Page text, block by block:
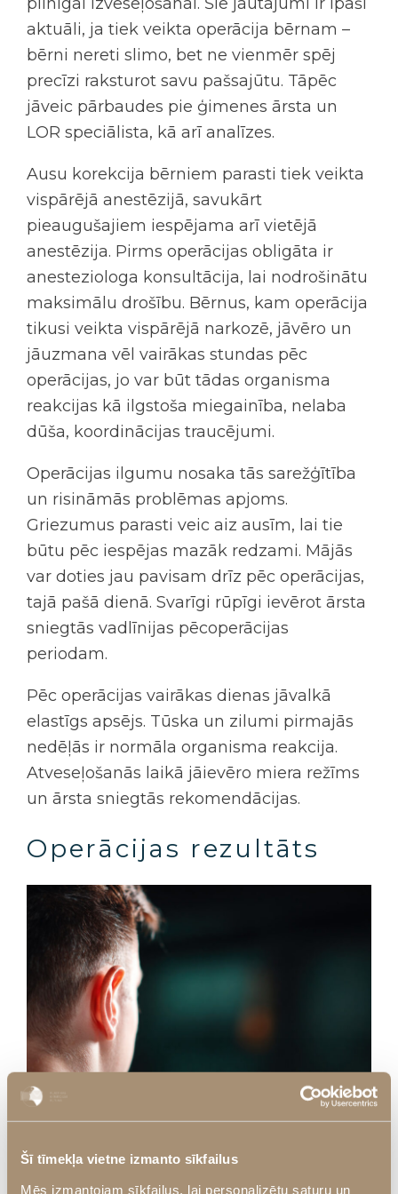
Šī tīmekļa vietne izmanto sīkfailus
Mēs izmantojam sīkfailus, lai personalizētu saturu un
aktuāli, ja tiek veikta operācija bērnam –
bērni nereti slimo, bet ne vienmēr spēj
precīzi raksturot savu pašsajūtu. Tāpēc
jāveic pārbaudes pie ģimenes ārsta un
LOR speciālista, kā arī analīzes.
Ausu korekcija bērniem parasti tiek veikta
vispārējā anestēzijā, savukārt
pieaugušajiem iespējama arī vietējā
anestēzija. Pirms operācijas obligāta ir
anesteziologa konsultācija, lai nodrošinātu
maksimālu drošību. Bērnus, kam operācija
tikusi veikta vispārējā narkozē, jāvēro un
jāuzmana vēl vairākas stundas pēc
operācijas, jo var būt tādas organisma
reakcijas kā ilgstoša miegainība, nelaba
dūša, koordinācijas traucējumi.
Operācijas ilgumu nosaka tās sarežģītība
un risināmās problēmas apjoms.
Griezumus parasti veic aiz ausīm, lai tie
būtu pēc iespējas mazāk redzami. Mājās
var doties jau pavisam drīz pēc operācijas,
tajā pašā dienā. Svarīgi rūpīgi ievērot ārsta
sniegtās vadlīnijas pēcoperācijas
periodam.
Pēc operācijas vairākas dienas jāvalkā
elastīgs apsējs. Tūska un zilumi pirmajās
nedēļās ir normāla organisma reakcija.
Atveseļošanās laikā jāievēro miera režīms
un ārsta sniegtās rekomendācijas.
Operācijas rezultāts
Atkareno ausu korekcijas gadījumā ausis